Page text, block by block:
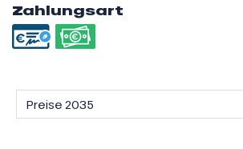
Zahlungsart